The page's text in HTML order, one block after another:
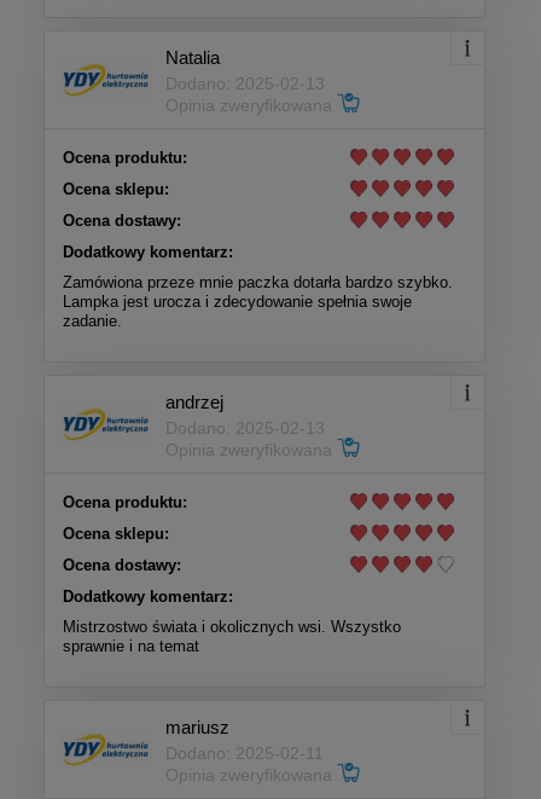
Natalia
Dodano: 2025-02-13
Opinia zweryfikowana
Ocena produktu:
Ocena sklepu:
Ocena dostawy:
Dodatkowy komentarz:
Zamówiona przeze mnie paczka dotarła bardzo szybko.
Lampka jest urocza i zdecydowanie spełnia swoje
zadanie.
andrzej
Dodano: 2025-02-13
Opinia zweryfikowana
Ocena produktu:
Ocena sklepu:
Ocena dostawy:
Dodatkowy komentarz:
Mistrzostwo świata i okolicznych wsi. Wszystko
sprawnie i na temat
mariusz
Dodano: 2025-02-11
Opinia zweryfikowana